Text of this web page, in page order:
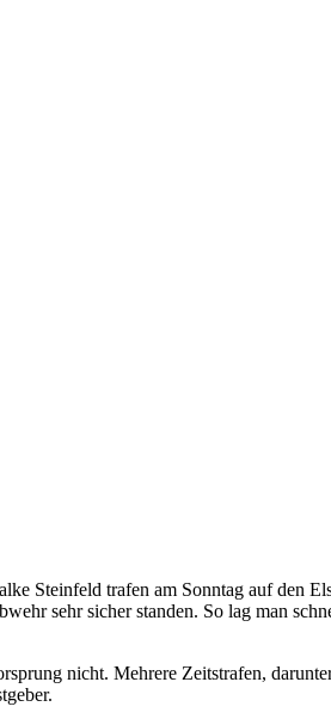
Steinfeld trafen am Sonntag auf den
sehr sicher standen. So lag man
nicht. Mehrere Zeitstrafen,